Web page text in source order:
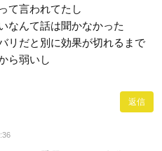
て言われてたし
なんて話は聞かなかった
リだと別に効果が切れるまで
ら弱いし
返信